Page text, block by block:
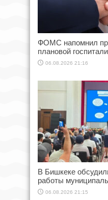
ФОМС напомнил
плановой
06.08.2026 21:16
В Бишкеке
работы
06.08.2026 21:15